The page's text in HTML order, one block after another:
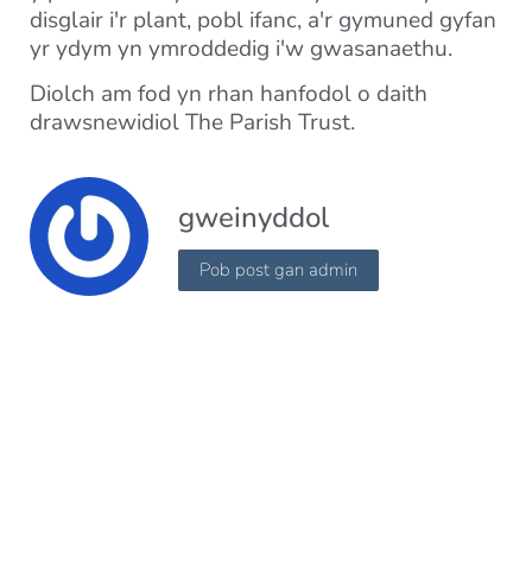
disglair i'r plant, pobl ifanc, a'r gymuned gyfan
yr ydym yn ymroddedig i'w gwasanaethu.
Diolch am fod yn rhan hanfodol o daith
drawsnewidiol The Parish Trust.
gweinyddol
Pob post gan admin